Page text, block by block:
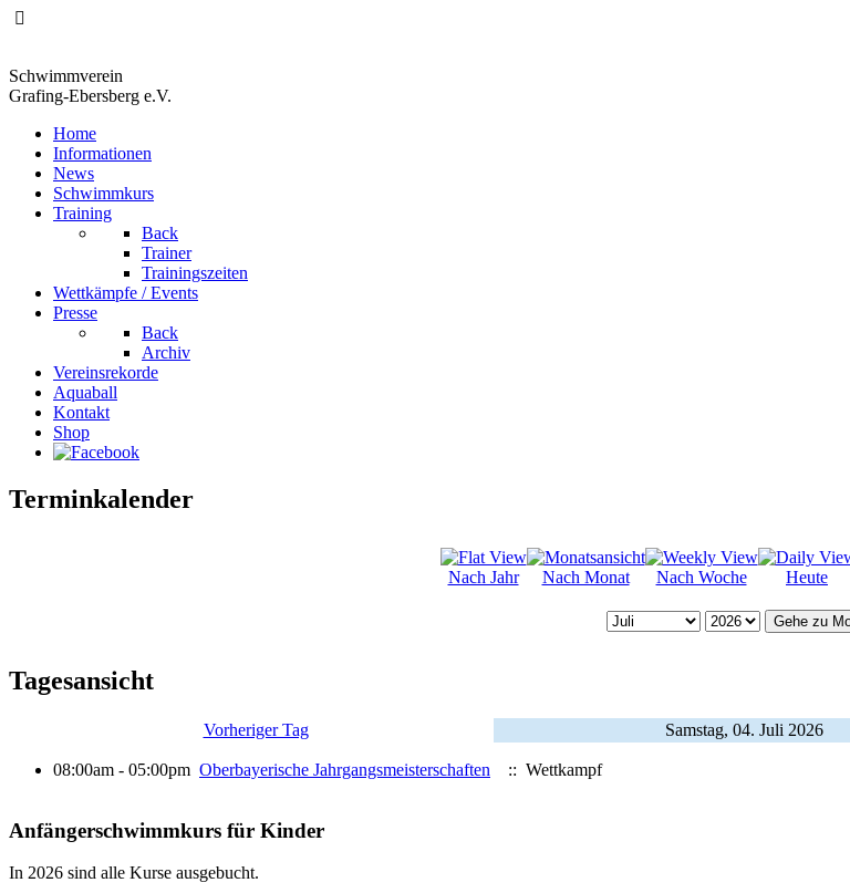
Schwimmverein
Grafing-Ebersberg e.V.
Home
Informationen
News
Schwimmkurs
Training
Back
Trainer
Trainingszeiten
Wettkämpfe / Events
Presse
Back
Archiv
Vereinsrekorde
Aquaball
Kontakt
Shop
Terminkalender
Nach Jahr Nach Monat Nach Woche Heute
Gehe zu
Tagesansicht
Vorheriger Tag Samstag, 04. Juli 2026
08:00am - 05:00pm Oberbayerische Jahrgangsmeisterschaften :: Wettkampf
Anfängerschwimmkurs für Kinder
In 2026 sind alle Kurse ausgebucht.